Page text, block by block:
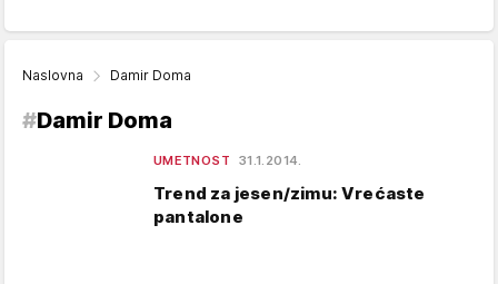
Naslovna Damir Doma
#Damir Doma
UMETNOST 31.1.2014.
Trend za jesen/zimu: Vrećaste
pantalone